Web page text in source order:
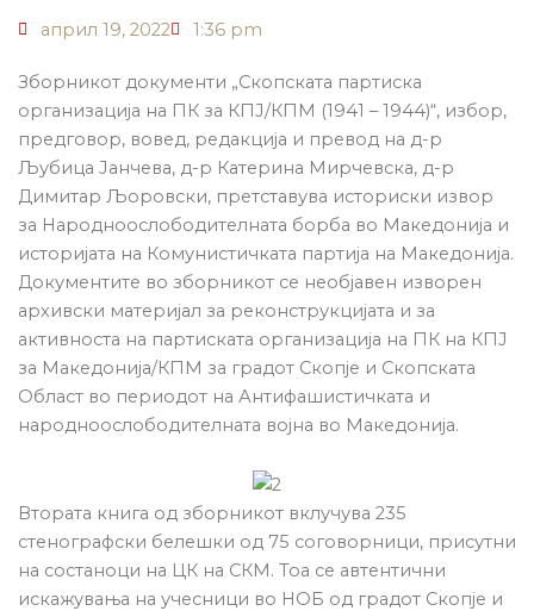
април 19, 2022 1:36 pm
Зборникот документи „Скопската партиска
организација на ПК за КПЈ/КПМ (1941 – 1944)“, избор,
предговор, вовед, редакција и превод на д-р
Љубица Јанчева, д-р Катерина Мирчевска, д-р
Димитар Љоровски, претставува историски извор
за Народноослободителната борба во Македонија и
историјата на Комунистичката партија на Македонија.
Документите во зборникот се необјавен изворен
архивски материјал за реконструкцијата и за
активноста на партиската организација на ПК на КПЈ
за Македонија/КПМ за градот Скопје и Скопската
Област во периодот на Антифашистичката и
народноослободителната војна во Македонија.
Втората книга од зборникот вклучува 235
стенографски белешки од 75 соговорници, присутни
на состаноци на ЦК на СКМ. Тоа се автентични
искажувања на учесници во НОБ од градот Скопје и